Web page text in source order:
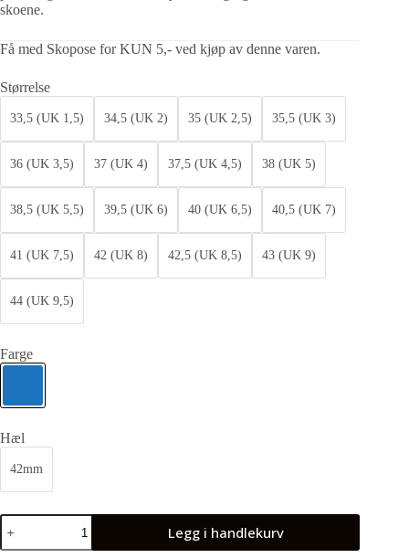
skoene.
Få med Skopose for KUN 5,- ved kjøp av denne varen.
Størrelse
33,5 (UK 1,5) 34,5 (UK 2) 35 (UK 2,5) 35,5 (UK 3)
36 (UK 3,5) 37 (UK 4) 37,5 (UK 4,5) 38 (UK 5)
38,5 (UK 5,5) 39,5 (UK 6) 40 (UK 6,5) 40,5 (UK 7)
41 (UK 7,5) 42 (UK 8) 42,5 (UK 8,5) 43 (UK 9)
44 (UK 9,5)
Farge
Hæl
42mm
Legg i handlekurv